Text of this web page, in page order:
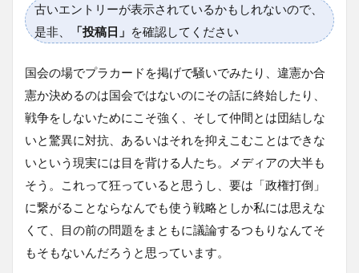
古いエントリーが表示されているかもしれないので、
是非、
「投稿日」 を確認してください
国会の場でプラカードを掲げで騒いでみたり、違憲か合
憲か決めるのは国会ではないのにその話に終始したり、
戦争をしないためにこそ強く、そして仲間とは団結しな
いと驚異に対抗、あるいはそれを抑えこむことはできな
いという現実には目を背ける人たち。メディアの大半も
そう。これって狂っていると思うし、要は「政権打倒」
に繋がることならなんでも使う戦略としか私には思えな
くて、目の前の問題をまともに議論するつもりなんてそ
もそもないんだろうと思っています。